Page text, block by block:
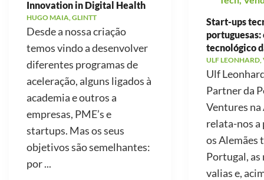
Innovation in Digital Health
HUGO MAIA, GLINTT
Desde a nossa criação
temos vindo a desenvolver
diferentes programas de
aceleração, alguns ligados à
academia e outros a
empresas, PME’s e
startups. Mas os seus
objetivos são semelhantes:
por ...
Start-ups
portuguesas:
tecnológico
ULF LEONHARD,
Ulf
Partner da
Ventures na
relata-nos a
os Alemães
Portugal, as
valias e,